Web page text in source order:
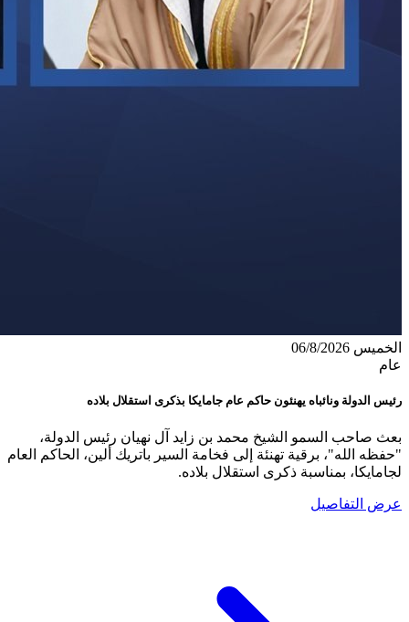
الخميس 06/8/2026
عام
رئيس الدولة ونائباه يهنئون حاكم عام جامايكا بذكرى استقلال بلاده
بعث صاحب السمو الشيخ محمد بن زايد آل نهيان رئيس الدولة،
"حفظه الله"، برقية تهنئة إلى فخامة السير باتريك ألين، الحاكم العام
لجامايكا، بمناسبة ذكرى استقلال بلاده.
عرض التفاصيل